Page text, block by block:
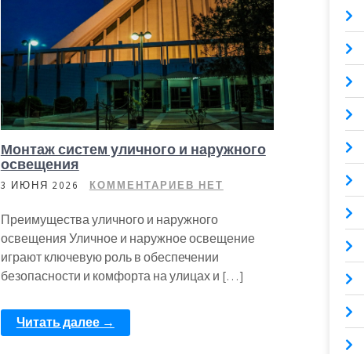
Монтаж систем уличного и наружного
освещения
3 ИЮНЯ 2026 КОММЕНТАРИЕВ НЕТ
Преимущества уличного и наружного
освещения Уличное и наружное освещение
играют ключевую роль в обеспечении
безопасности и комфорта на улицах и […]
Читать далее →